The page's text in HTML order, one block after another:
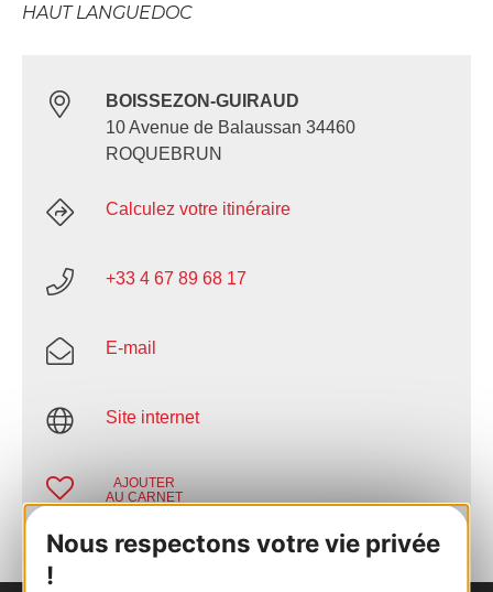
Nous respectons votre vie privée
!
HAUT LANGUEDOC
BOISSEZON-GUIRAUD
10 Avenue de Balaussan 34460
ROQUEBRUN
Calculez votre itinéraire
+33 4 67 89 68 17
E-mail
Site internet
AJOUTER
AU CARNET